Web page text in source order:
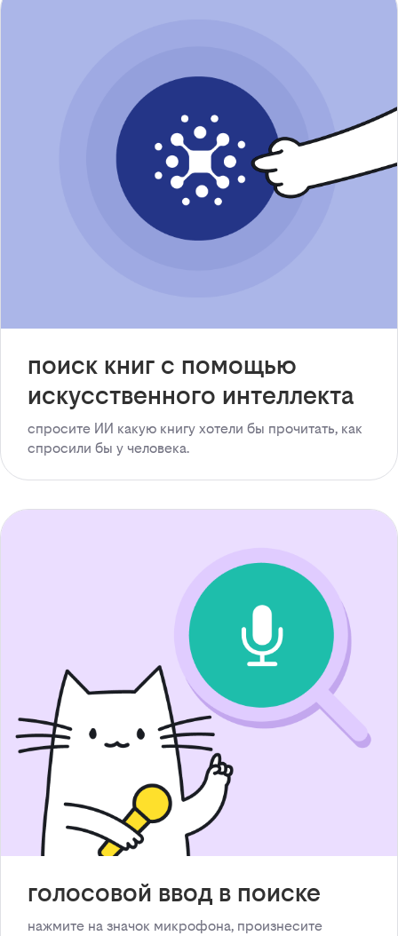
поиск книг с помощью
искусственного интеллекта
спросите ИИ какую книгу хотели бы прочитать, как
спросили бы у человека.
голосовой ввод в поиске
нажмите на значок микрофона, произнесите